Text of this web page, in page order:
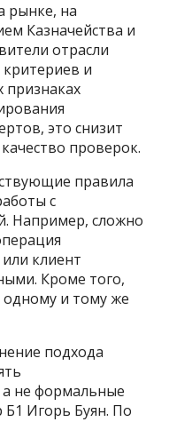
рынке, на
Казначейства и
отрасли
и
признаках
это снизит
проверок.
правила
с
Например, сложно
клиент
Кроме того,
одному и тому же
подхода
а не формальные
Б1 Игорь Буян. По